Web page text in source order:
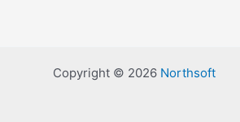
Copyright © 2026 Northsoft